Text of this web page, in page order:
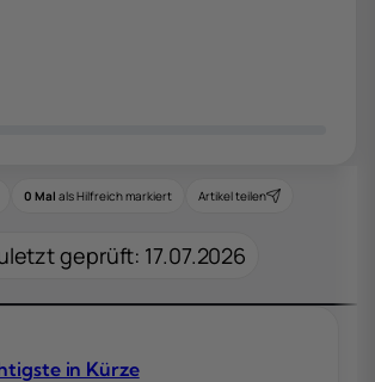
0 Mal als Hilfreich markiert Artikel teilen
geprüft: 17.07.2026
in Kürze